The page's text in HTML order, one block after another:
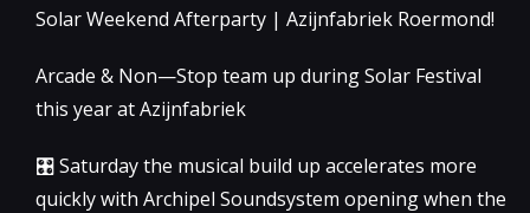
Solar Weekend Afterparty | Azijnfabriek Roermond!
Arcade & Non—Stop team up during Solar Festival
this year at Azijnfabriek
🎛 Saturday the musical build up accelerates more
quickly with Archipel Soundsystem opening when the